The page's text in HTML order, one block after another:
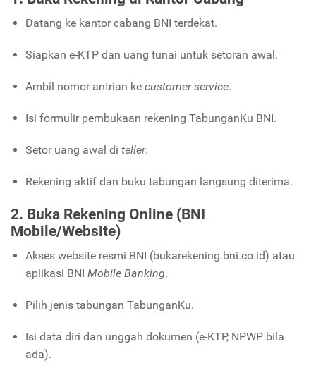
Datang ke kantor cabang BNI terdekat.
Siapkan e-KTP dan uang tunai untuk setoran awal.
Ambil nomor antrian ke customer service.
Isi formulir pembukaan rekening TabunganKu BNI.
Setor uang awal di teller.
Rekening aktif dan buku tabungan langsung diterima.
2. Buka Rekening Online (BNI
Mobile/Website)
Akses website resmi BNI (bukarekening.bni.co.id) atau
aplikasi BNI Mobile Banking.
Pilih jenis tabungan TabunganKu.
Isi data diri dan unggah dokumen (e-KTP, NPWP bila
ada).